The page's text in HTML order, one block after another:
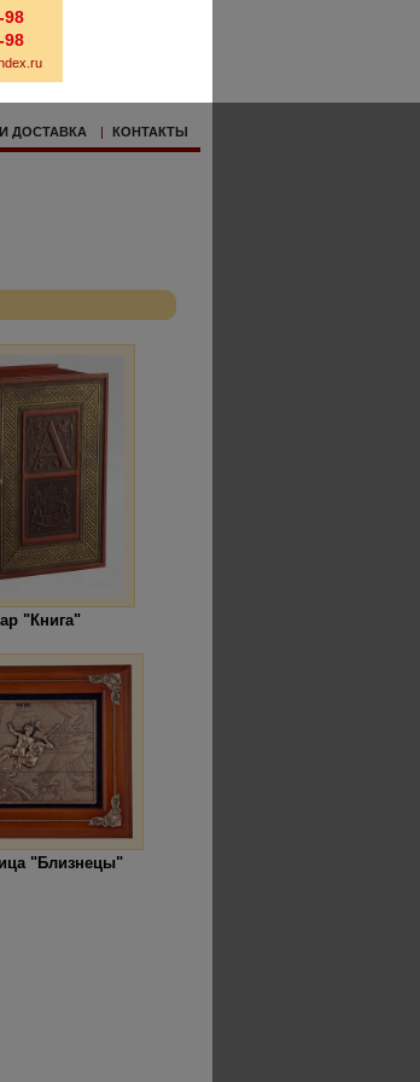
98
98
ДОСТАВКА | КОНТАКТЫ
"Книга"
"Близнецы"